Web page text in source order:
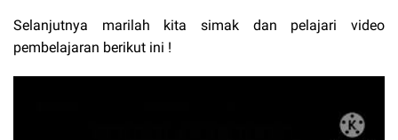
Selanjutnya marilah kita simak dan pelajari video
pembelajaran berikut ini !